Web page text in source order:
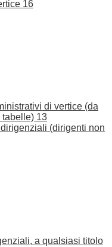
16
di vertice (da
tabelle) 13
(dirigenti non
a qualsiasi titolo